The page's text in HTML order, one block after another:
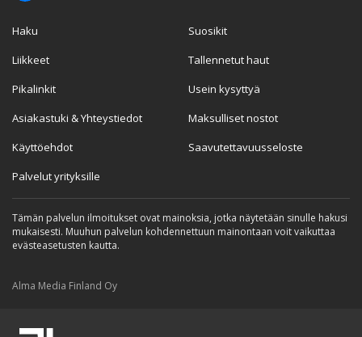
Haku
Liikkeet
Pikalinkit
Asiakastuki & Yhteystiedot
Käyttöehdot
Palvelut yrityksille
Suosikit
Tallennetut haut
Usein kysyttyä
Maksulliset nostot
Saavutettavuusseloste
Tämän palvelun ilmoitukset ovat mainoksia, jotka näytetään sinulle hakusi
mukaisesti. Muuhun palvelun kohdennettuun mainontaan voit vaikuttaa
evästeasetusten kautta.
Alma Media Finland Oy